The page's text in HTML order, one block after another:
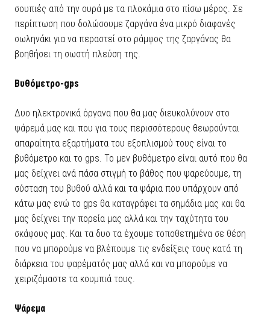
σουπιές από την ουρά με τα πλοκάμια στο πίσω μέρος. Σε
περίπτωση που δολώσουμε ζαργάνα ένα μικρό διαφανές
σωληνάκι για να περαστεί στο ράμφος της ζαργάνας θα
βοηθήσει τη σωστή πλεύση της.
Βυθόμετρο-gps
Δυο ηλεκτρονικά όργανα που θα μας διευκολύνουν στο
ψάρεμά μας και που για τους περισσότερους θεωρούνται
απαραίτητα εξαρτήματα του εξοπλισμού τους είναι το
βυθόμετρο και το gps. Το μεν βυθόμετρο είναι αυτό που θα
μας δείχνει ανά πάσα στιγμή το βάθος που ψαρεύουμε, τη
σύσταση του βυθού αλλά και τα ψάρια που υπάρχουν από
κάτω μας ενώ το gps θα καταγράφει τα σημάδια μας και θα
μας δείχνει την πορεία μας αλλά και την ταχύτητα του
σκάφους μας. Και τα δυο τα έχουμε τοποθετημένα σε θέση
που να μπορούμε να βλέπουμε τις ενδείξεις τους κατά τη
διάρκεια του ψαρέματός μας αλλά και να μπορούμε να
χειριζόμαστε τα κουμπιά τους.
Ψάρεμα